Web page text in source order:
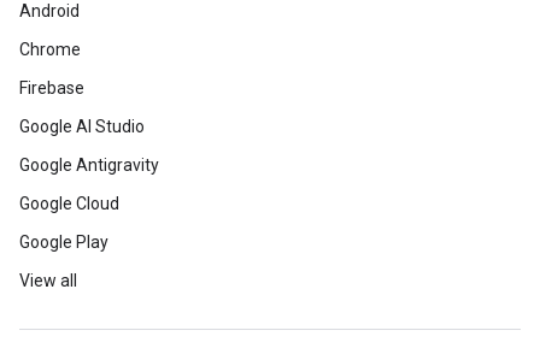
Android
Chrome
Firebase
Google AI Studio
Google Antigravity
Google Cloud
Google Play
View all